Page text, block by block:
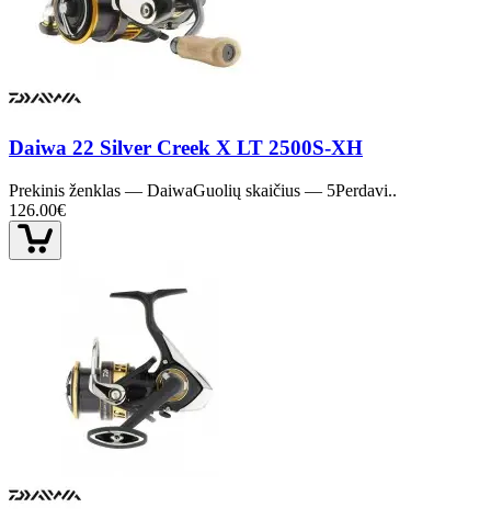
Daiwa 22 Silver Creek X LT 2500S-XH
Prekinis ženklas — DaiwaGuolių skaičius — 5Perdavi..
126.00€